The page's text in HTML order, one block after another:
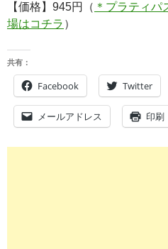
【価格】945円（ ＊プラティパ
場はコチラ ）
共有：
Facebook Twitter
メールアドレス 印刷